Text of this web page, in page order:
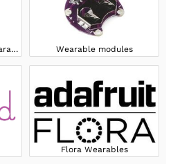
Geleidend draad voor Wearables Wearable modules
Flora Wearables